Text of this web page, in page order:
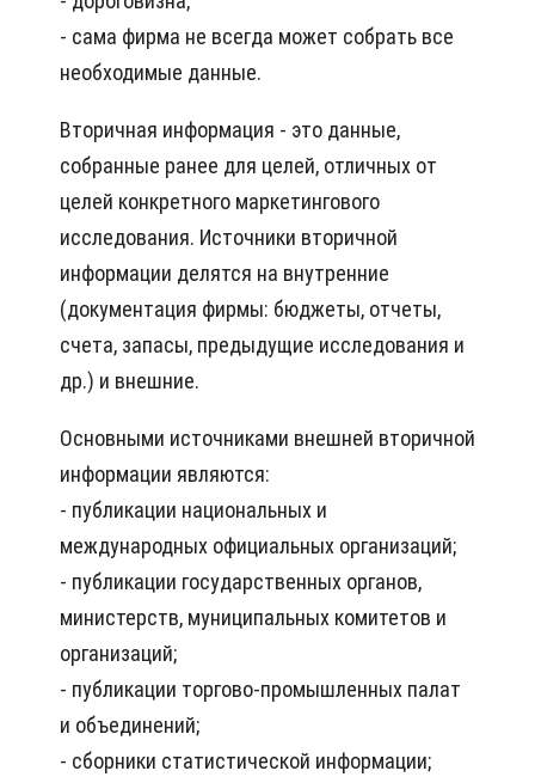
- сама фирма не всегда может собрать все
необходимые данные.
Вторичная информация - это данные,
собранные ранее для целей, отличных от
целей конкретного маркетингового
исследования. Источники вторичной
информации делятся на внутренние
(документация фирмы: бюджеты, отчеты,
счета, запасы, предыдущие исследования и
др.) и внешние.
Основными источниками внешней вторичной
информации являются:
- публикации национальных и
международных официальных организаций;
- публикации государственных органов,
министерств, муниципальных комитетов и
организаций;
- публикации торгово-промышленных палат
и объединений;
- сборники статистической информации;